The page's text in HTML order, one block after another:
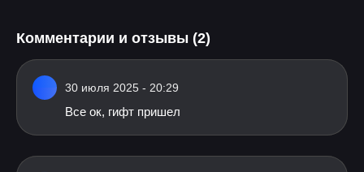
Комментарии и отзывы (2)
30 июля 2025 - 20:29
Все ок, гифт пришел